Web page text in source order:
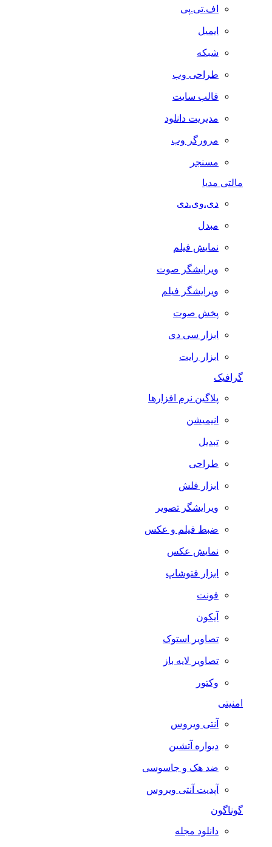
اف.تی.پی
ایمیل
شبکه
طراحی وب
قالب سایت
مدیریت دانلود
مرورگر وب
مسنجر
مالتی مدیا
دی.وی.دی
مبدل
نمایش فیلم
ویرایشگر صوت
ویرایشگر فیلم
پخش صوت
ابزار سی دی
ابزار رایت
گرافیک
پلاگین نرم افزارها
انیمیشن
تبدیل
طراحی
ابزار فلش
ویرایشگر تصویر
ضبط فيلم و عكس
نمایش عکس
ابزار فتوشاپ
فونت
آیکون
تصاویر استوک
تصاویر لایه باز
وکتور
آنتی ویروس
دیواره آتشین
ضد هک و جاسوسی
آپدیت آنتی ویروس
گوناگون
دانلود مجله